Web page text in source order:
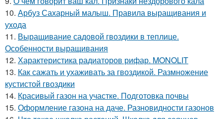
10. Арбуз Сахарный малыш. Правила выращивания и
ухода
11. Выращивание садовой гвоздики в теплице.
Особенности выращивания
12. Характеристика радиаторов рифар. MONOLIT
13. Как сажать и ухаживать за гвоздикой. Размножение
кустистой гвоздики
14. Красивый газон на участке. Подготовка почвы
15. Оформление газона на даче. Разновидности газонов